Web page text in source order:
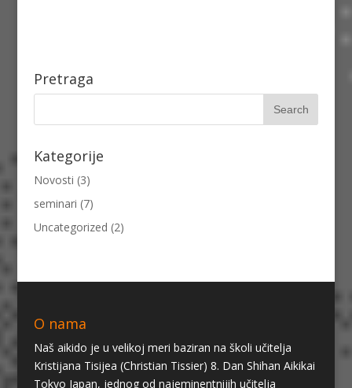
Pretraga
Kategorije
Novosti (3)
seminari (7)
Uncategorized (2)
O nama
Naš aikido je u velikoj meri baziran na školi učitelja
Kristijana Tisijea (Christian Tissier) 8. Dan Shihan Aikikai
Tokyo Japan, jednog od najeminentnijih učitelja